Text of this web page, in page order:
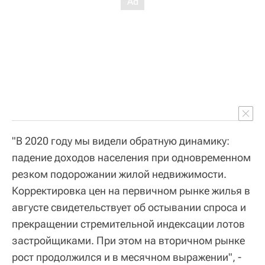
"В 2020 году мы видели обратную динамику:
падение доходов населения при одновременном
резком подорожании жилой недвижимости.
Корректировка цен на первичном рынке жилья в
августе свидетельствует об остывании спроса и
прекращении стремительной индексации лотов
застройщиками. При этом на вторичном рынке
рост продолжился и в месячном выражении", -